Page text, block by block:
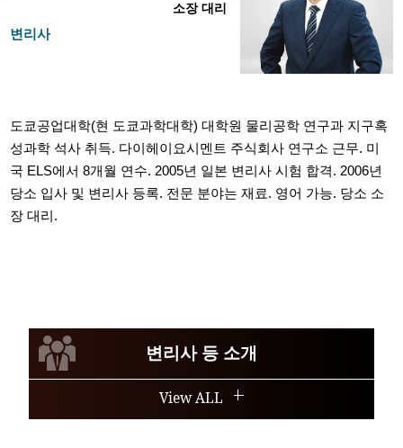
소장 대리
변리사
도쿄공업대학(현 도쿄과학대학) 대학원 물리공학 연구과 지구혹
성과학 석사 취득. 다이헤이요시멘트 주식회사 연구소 근무. 미
국 ELS에서 8개월 연수. 2005년 일본 변리사 시험 합격. 2006년
당소 입사 및 변리사 등록. 전문 분야는 재료. 영어 가능. 당소 소
장 대리.
변리사 등 소개
View ALL